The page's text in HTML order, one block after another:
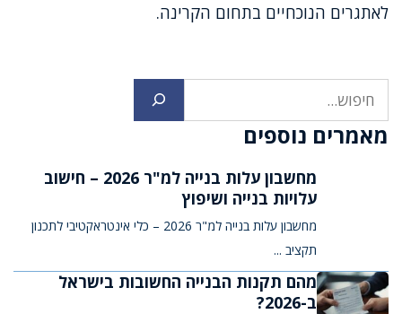
לאתגרים הנוכחיים בתחום הקרינה.
מאמרים נוספים
מחשבון עלות בנייה למ"ר 2026 – חישוב
עלויות בנייה ושיפוץ
מחשבון עלות בנייה למ"ר 2026 – כלי אינטראקטיבי לתכנון
תקציב ...
מהם תקנות הבנייה החשובות בישראל
ב-2026?